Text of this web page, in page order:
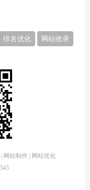
排名优化 网站收录
网站制作 | 网站优化